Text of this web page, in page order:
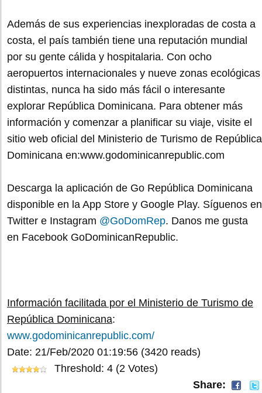
Además de sus experiencias inexploradas de costa a
costa, el país también tiene una reputación mundial
por su gente cálida y hospitalaria. Con ocho
aeropuertos internacionales y nueve zonas ecológicas
distintas, nunca ha sido más fácil o interesante
explorar República Dominicana. Para obtener más
información y comenzar a planificar su viaje, visite el
sitio web oficial del Ministerio de Turismo de República
Dominicana en:www.godominicanrepublic.com
Descarga la aplicación de Go República Dominicana
disponible en la App Store y Google Play. Síguenos en
Twitter e Instagram @GoDomRep. Danos me gusta
en Facebook GoDominicanRepublic.
Información facilitada por el Ministerio de Turismo de
República Dominicana:
www.godominicanrepublic.com/
Date: 21/Feb/2020 01:19:56 (3420 reads)
Threshold: 4 (2 Votes)
Share: